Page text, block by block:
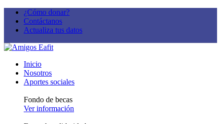
¿Cómo donar?
Contáctanos
Actualiza tus datos
Inicio
Nosotros
Aportes sociales
Fondo de becas
Ver información